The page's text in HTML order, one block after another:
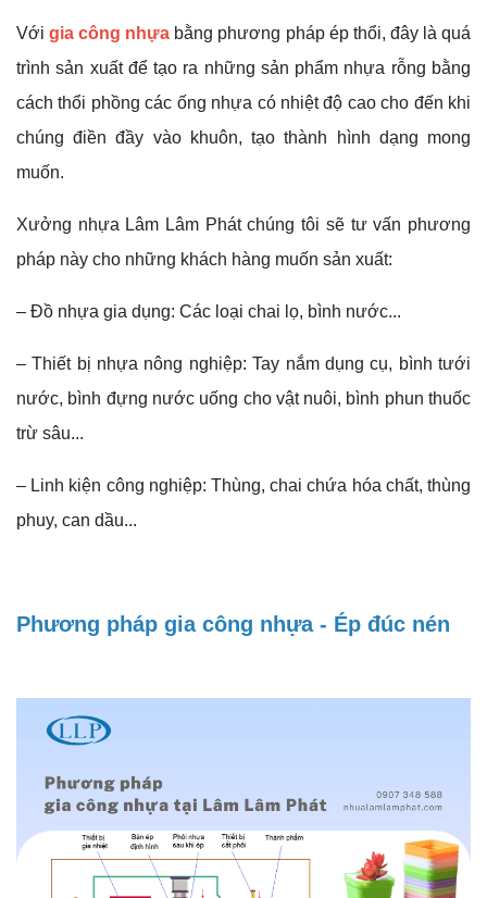
Vớigia công nhựa bằng phương pháp ép thổi, đây là quá
trình sản xuất để tạo ra những sản phẩm nhựa rỗng bằng
cách thổi phồng các ống nhựa có nhiệt độ cao cho đến khi
chúng điền đầy vào khuôn, tạo thành hình dạng mong
muốn.
Xưởng nhựa Lâm Lâm Phát chúng tôi sẽ tư vấn phương
pháp này cho những khách hàng muốn sản xuất:
– Đồ nhựa gia dụng: Các loại chai lọ, bình nước...
– Thiết bị nhựa nông nghiệp: Tay nắm dụng cụ, bình tưới
nước, bình đựng nước uống cho vật nuôi, bình phun thuốc
trừ sâu...
– Linh kiện công nghiệp: Thùng, chai chứa hóa chất, thùng
phuy, can dầu...
Phương pháp gia công nhựa - Ép đúc nén